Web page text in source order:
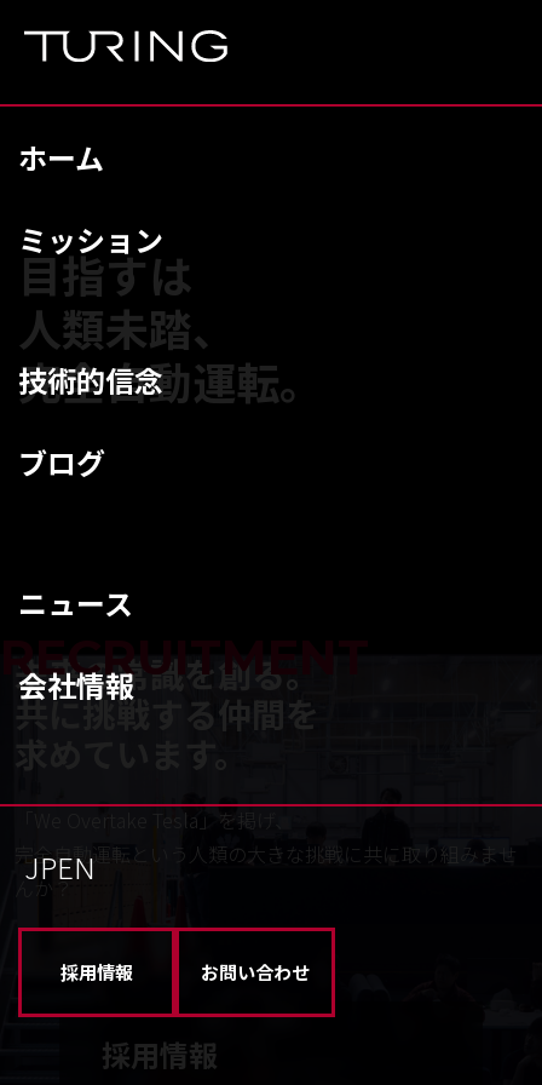
ホーム
ミッション
技術的信念
ブログ
ニュース
会社情報
EN
JP
採用情報 お問い合わせ
目指すは
人類未踏、
完全自動運転。
RECRUITMENT
未来の常識を創る。
共に挑戦する仲間を
求めています。
「We Overtake Tesla」を掲げ、
完全自動運転という人類の大きな挑戦に共に取り組みませ
んか？
採用情報